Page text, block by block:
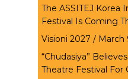
The ASSITEJ Korea
Festival Is Coming
Visioni 2027 / March
“Chudasiya”
Theatre Festival For